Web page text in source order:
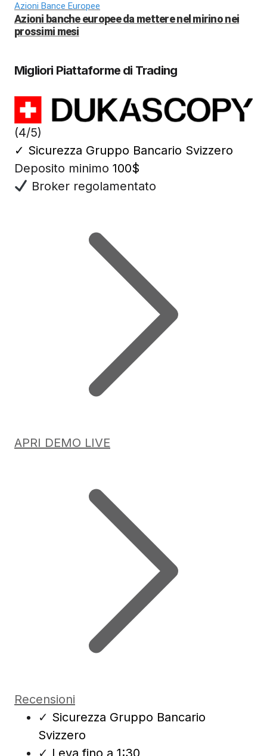
Azioni Bance Europee
Azioni banche europee da mettere nel mirino nei
prossimi mesi
Migliori Piattaforme di Trading
(4/5)
✓ Sicurezza Gruppo Bancario Svizzero
Deposito minimo 100$
Broker regolamentato
APRI DEMO LIVE
Recensioni
✓ Sicurezza Gruppo Bancario
Svizzero
✓ Leva fino a 1:30